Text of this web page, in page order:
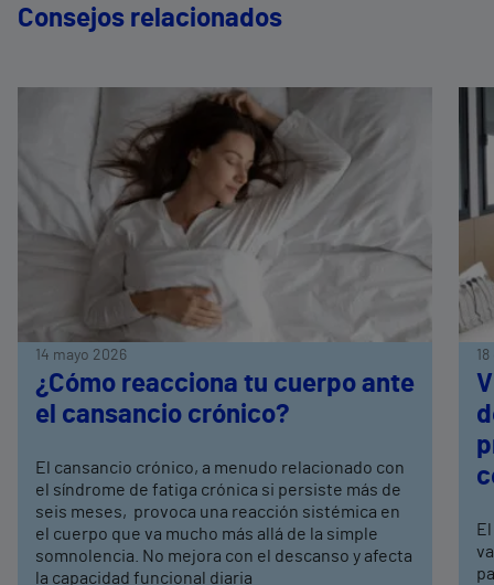
Consejos relacionados
14 mayo 2026
¿Cómo reacciona tu cuerpo ante
el cansancio crónico?
El cansancio crónico, a menudo relacionado con
el síndrome de fatiga crónica si persiste más de
seis meses, provoca una reacción sistémica en
el cuerpo que va mucho más allá de la simple
somnolencia. No mejora con el descanso y afecta
la capacidad funcional diaria